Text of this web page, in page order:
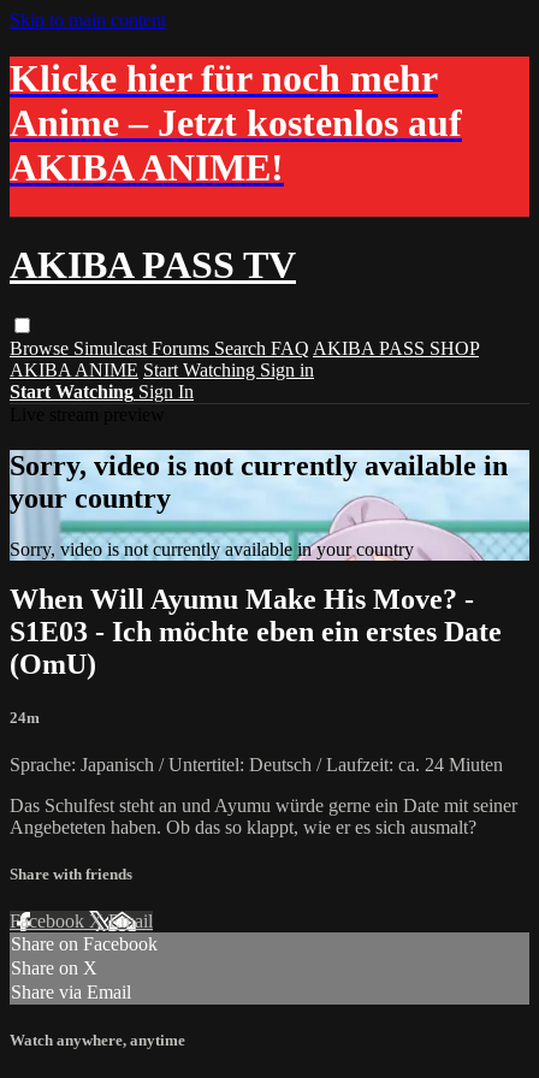
Skip to main content
Klicke hier für noch mehr
Anime – Jetzt kostenlos auf
AKIBA ANIME!
AKIBA PASS TV
Browse Simulcast Forums Search FAQ AKIBA PASS SHOP
AKIBA ANIME Start Watching Sign in
Start Watching Sign In
Sorry, video is not currently available in
your country
Sorry, video is not currently available in your country
When Will Ayumu Make His Move? -
S1E03 - Ich möchte eben ein erstes Date
(OmU)
24m
Sprache: Japanisch / Untertitel: Deutsch / Laufzeit: ca. 24 Miuten
Das Schulfest steht an und Ayumu würde gerne ein Date mit seiner
Angebeteten haben. Ob das so klappt, wie er es sich ausmalt?
Share with friends
Facebook XEmail
Share on Facebook
Share on X
Share via Email
Watch anywhere, anytime